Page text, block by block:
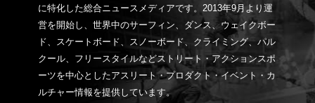
に特化した総合ニュースメディアです。2013年9月より運
営を開始し、世界中のサーフィン、ダンス、ウェイクボー
ド、スケートボード、スノーボード、クライミング、パル
クール、フリースタイルなどストリート・アクションスポ
ーツを中心としたアスリート・プロダクト・イベント・カ
ルチャー情報を提供しています。